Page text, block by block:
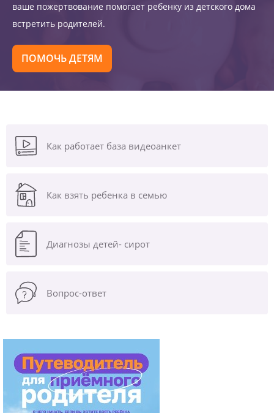
ваше пожертвование помогает ребенку из детского дома
встретить родителей.
ПОМОЧЬ ДЕТЯМ
Как работает база видеоанкет
Как взять ребенка в семью
Диагнозы детей- сирот
Вопрос-ответ